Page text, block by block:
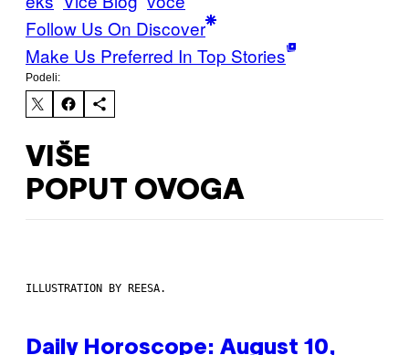
Follow Us On Discover
Make Us Preferred In Top Stories
Podeli:
VIŠE
POPUT OVOGA
ILLUSTRATION BY REESA.
Daily Horoscope: August 10,